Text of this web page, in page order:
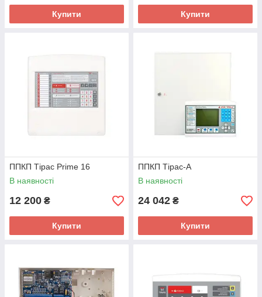
Купити Купити
ППКП Тірас Prime 16
В наявності
12 200 ₴
Купити
ППКП Тірас-А
В наявності
24 042 ₴
Купити